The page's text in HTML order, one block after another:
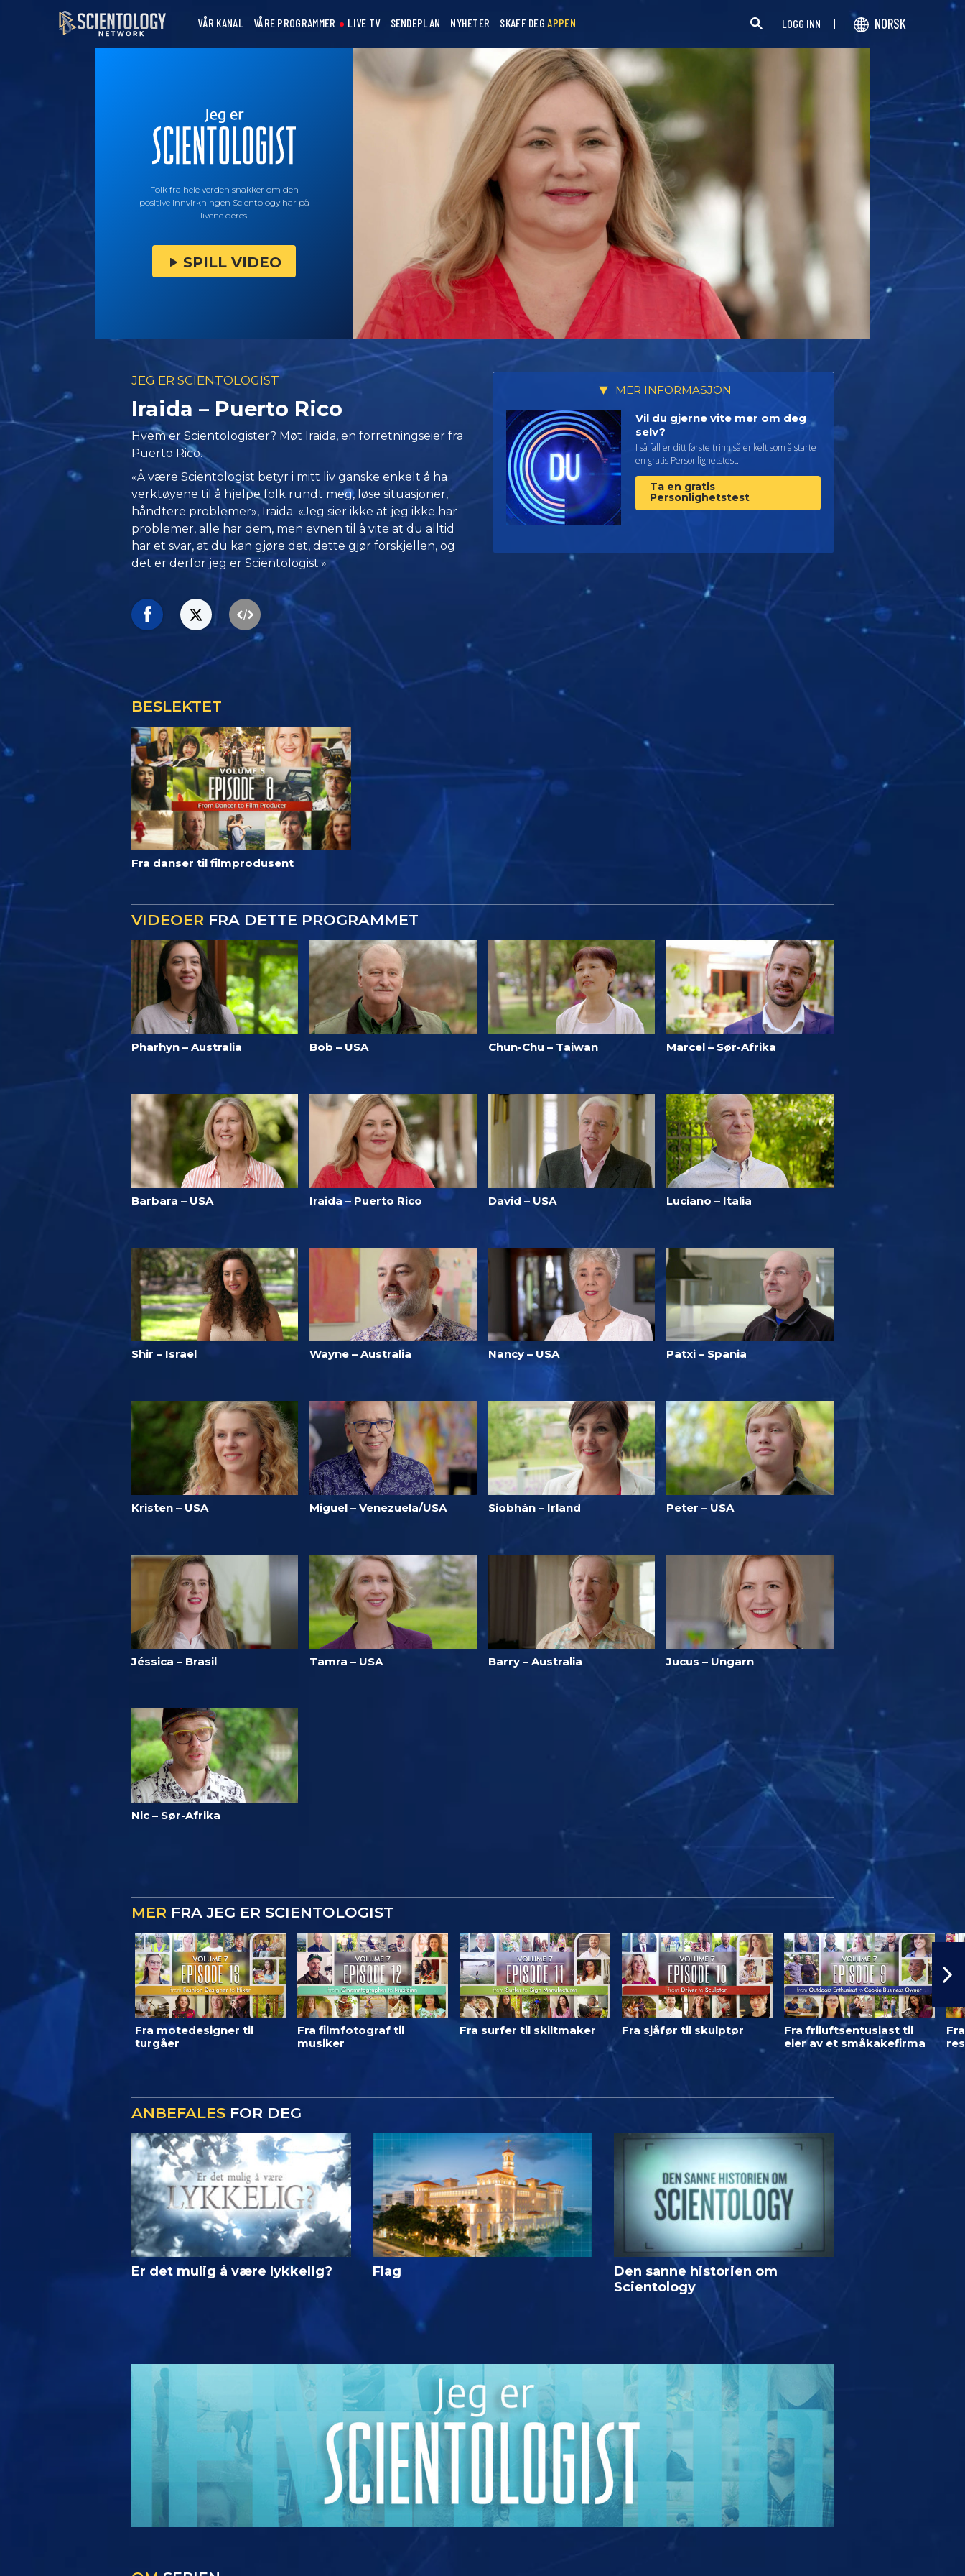
VÅR KANAL VÅRE PROGRAMMER LIVE TV SENDEPLAN NYHETER SKAFF DEGAPPEN LOGG INN NORSK
Folk fra hele verden snakker om den
positive innvirkningen Scientology har på
livene deres.
SPILL VIDEO
JEG ER SCIENTOLOGIST
Iraida – Puerto Rico
Hvem er Scientologister? Møt Iraida, en forretningseier fra
Puerto Rico.
«Å være Scientologist betyr i mitt liv ganske enkelt å ha
verktøyene til å hjelpe folk rundt meg, løse situasjoner,
håndtere problemer», Iraida. «Jeg sier ikke at jeg ikke har
problemer, alle har dem, men evnen til å vite at du alltid
har et svar, at du kan gjøre det, dette gjør forskjellen, og
det er derfor jeg er Scientologist.»
MER INFORMASJON
Vil du gjerne vite mer om deg
selv?
I så fall er ditt første trinn så enkelt som å starte
en gratis Personlighetstest.
Ta en gratis
Personlighetstest
BESLEKTET
Fra danser til filmprodusent
VIDEOER FRA DETTE PROGRAMMET
Pharhyn – Australia Bob – USA Chun-Chu – Taiwan Marcel – Sør-Afrika
Barbara – USA Iraida – Puerto Rico David – USA Luciano – Italia
Shir – Israel Wayne – Australia Nancy – USA Patxi – Spania
Kristen – USA Miguel – Venezuela/USA Siobhán – Irland Peter – USA
Jéssica – Brasil Tamra – USA Barry – Australia Jucus – Ungarn
Nic – Sør-Afrika
MER FRA JEG ER SCIENTOLOGIST
Fra motedesigner til
turgåer
Fra filmfotograf til
musiker
Fra surfer til skiltmaker Fra sjåfør til skulptør
Fra friluftsentusiast til
eier av et småkakefirma
ANBEFALES FOR DEG
Er det mulig å være lykkelig? Flag
Den sanne historien om
Scientology